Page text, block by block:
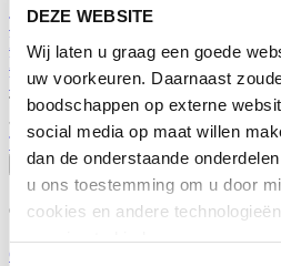
DEZE WEBSITE
Wij laten u graag een goede
uw voorkeuren. Daarnaast
boodschappen op externe
social media op maat willen
dan de onderstaande
u ons toestemming om u door
cookies en andere
Tickets
Bezoekersinformatie
Bereikbaarheid Horecava
Veelgestelde Vragen
Ticket kopen voor Horecava
TICKETS HORECAVA
Over Horecava
Over Horecava
Contact